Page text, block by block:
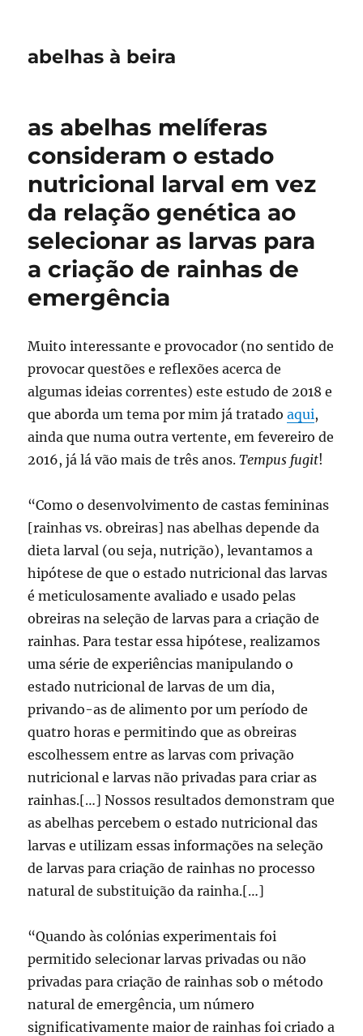
abelhas à beira
as abelhas melíferas
consideram o estado
nutricional larval em vez
da relação genética ao
selecionar as larvas para
a criação de rainhas de
emergência
Muito interessante e provocador (no sentido de
provocar questões e reflexões acerca de
algumas ideias correntes) este estudo de 2018 e
que aborda um tema por mim já tratadoaqui,
ainda que numa outra vertente, em fevereiro de
2016, já lá vão mais de três anos.Tempus fugit!
“Como o desenvolvimento de castas femininas
[rainhas vs. obreiras] nas abelhas depende da
dieta larval (ou seja, nutrição), levantamos a
hipótese de que o estado nutricional das larvas
é meticulosamente avaliado e usado pelas
obreiras na seleção de larvas para a criação de
rainhas. Para testar essa hipótese, realizamos
uma série de experiências manipulando o
estado nutricional de larvas de um dia,
privando-as de alimento por um período de
quatro horas e permitindo que as obreiras
escolhessem entre as larvas com privação
nutricional e larvas não privadas para criar as
rainhas.[…] Nossos resultados demonstram que
as abelhas percebem o estado nutricional das
larvas e utilizam essas informações na seleção
de larvas para criação de rainhas no processo
natural de substituição da rainha.[…]
“Quando às colónias experimentais foi
permitido selecionar larvas privadas ou não
privadas para criação de rainhas sob o método
natural de emergência, um número
significativamente maior de rainhas foi criado a